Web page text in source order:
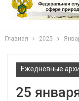
Главная 2025
Ежедневные
25